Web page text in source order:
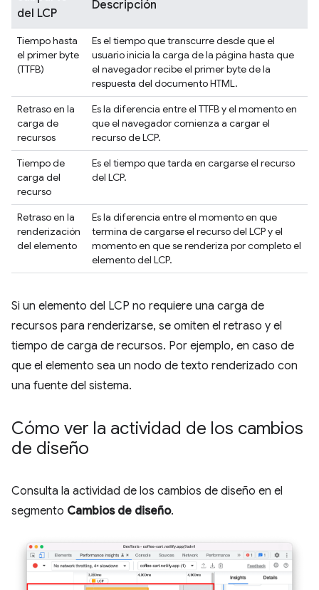
del LCP
Descripción
Tiempo hasta
el primer byte
(TTFB)
Es el tiempo que transcurre desde que el
usuario inicia la carga de la página hasta que
el navegador recibe el primer byte de la
respuesta del documento HTML.
Retraso en la
carga de
recursos
Es la diferencia entre el TTFB y el momento en
que el navegador comienza a cargar el
recurso de LCP.
Tiempo de
carga del
recurso
Es el tiempo que tarda en cargarse el recurso
del LCP.
Retraso en la
renderización
del elemento
Es la diferencia entre el momento en que
termina de cargarse el recurso del LCP y el
momento en que se renderiza por completo el
elemento del LCP.
Si un elemento del LCP no requiere una carga de
recursos para renderizarse, se omiten el retraso y el
tiempo de carga de recursos. Por ejemplo, en caso de
que el elemento sea un nodo de texto renderizado con
una fuente del sistema.
Cómo ver la actividad de los cambios
de diseño
Consulta la actividad de los cambios de diseño en el
segmento Cambios de diseño.